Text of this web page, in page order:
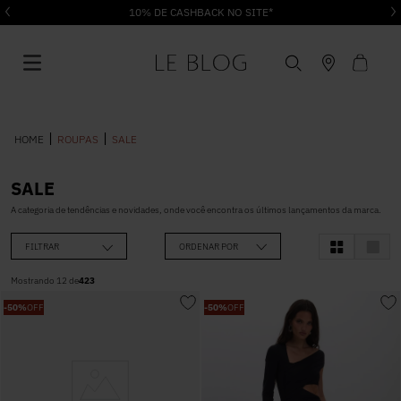
10% DE CASHBACK NO SITE*
ROUPAS SALE
SALE
A categoria de tendências e novidades, onde você encontra os últimos lançamentos da marca.
FILTRAR ORDENAR POR
Mostrando 12 de423
-50%OFF -50%OFF
1º Vestido
2º Roupas